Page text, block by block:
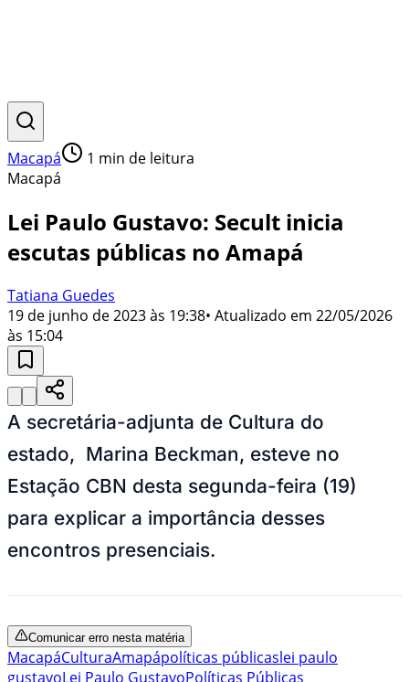
Macapá 1 min de leitura
Macapá
Lei Paulo Gustavo: Secult inicia
escutas públicas no Amapá
Tatiana Guedes
19 de junho de 2023 às 19:38• Atualizado em 22/05/2026
às 15:04
A secretária-adjunta de Cultura do
estado, Marina Beckman, esteve no
Estação CBN desta segunda-feira (19)
para explicar a importância desses
encontros presenciais.
Comunicar erro nesta matéria
MacapáCulturaAmapápolíticas públicaslei paulo
gustavoLei Paulo GustavoPolíticas Públicas